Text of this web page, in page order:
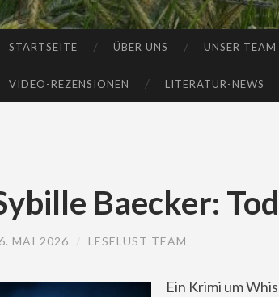
STARTSEITE ÜBER UNS UNSER TEAM
VIDEO-REZENSIONEN LITERATUR-NEWS
Baecker:
MAI 2026 LESELUST TEAM
Ein Krimi um